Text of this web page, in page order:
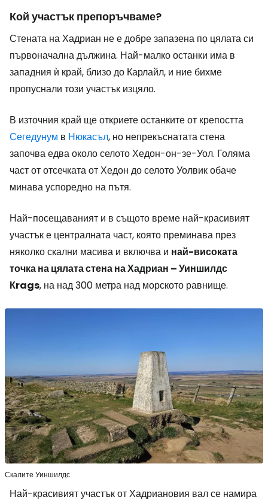
Кой участък препоръчваме?
Стената на Хадриан не е добре запазена по цялата си
първоначална дължина. Най-малко останки има в
западния ѝ край, близо до Карлайл, и ние бихме
пропуснали този участък изцяло.
В източния край ще откриете останките от крепостта
Сегедунум в Нюкасъл, но непрекъснатата стена
започва едва около селото Хедон-он-зе-Уол. Голяма
част от отсечката от Хедон до селото Уолвик обаче
минава успоредно на пътя.
Най-посещаваният и в същото време най-красивият
участък е централната част, която преминава през
няколко скални масива и включва и най-високата
точка на цялата стена на Хадриан – Уиншилдс
Кrags, на над 300 метра над морското равнище.
Скалите Уиншилдс
Най-красивият участък от Хадриановия вал се намира